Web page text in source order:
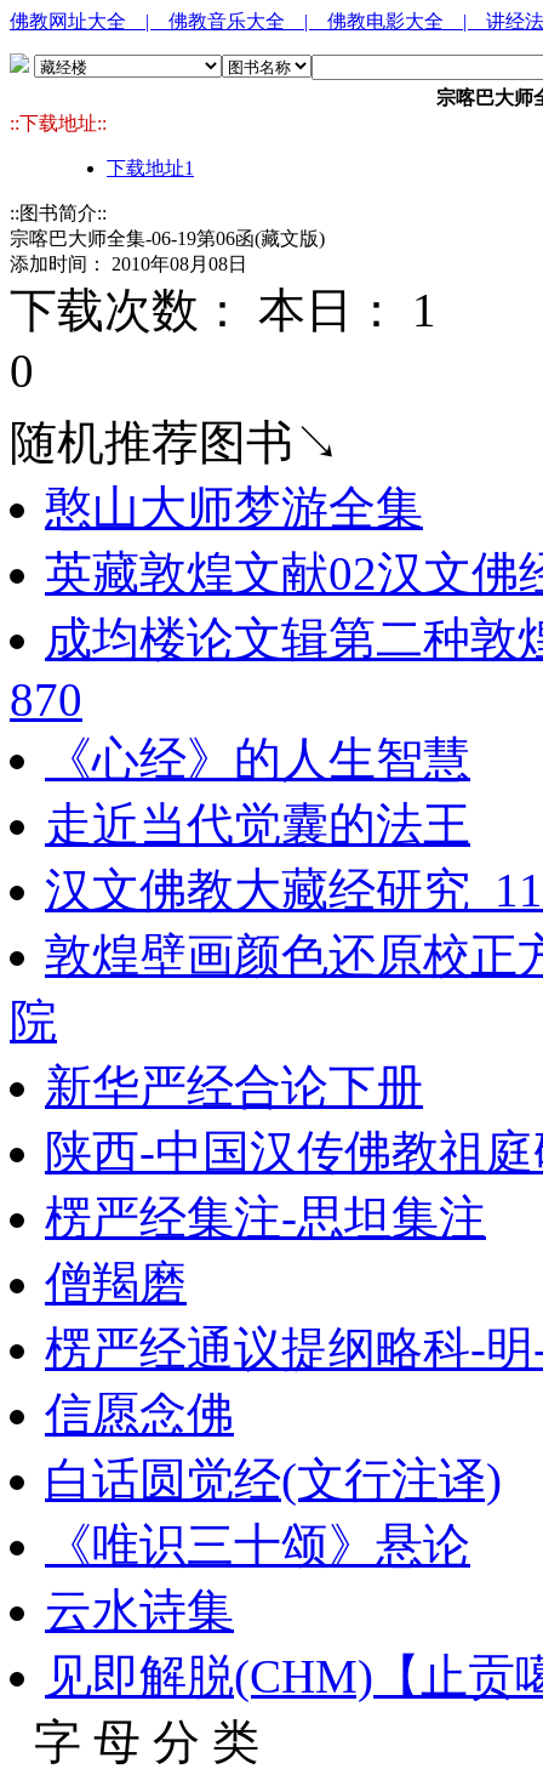
佛教网址大全 | 佛教音乐大全 | 佛教电影大全 | 讲经
宗喀巴大师
::下载地址::
下载地址1
::图书简介::
宗喀巴大师全集-06-19第06函(藏文版)
添加时间： 2010年08月08日
下载次数： 本日： 1
0
随机推荐图书↘
憨山大师梦游全集
英藏敦煌文献02汉文佛
成均楼论文辑第二种敦
870
《心经》的人生智慧
走近当代觉囊的法王
汉文佛教大藏经研究
敦煌壁画颜色还原校正
院
新华严经合论下册
陕西-中国汉传佛教祖庭
楞严经集注-思坦集注
僧羯磨
楞严经通议提纲略科-
信愿念佛
白话圆觉经(文行注译)
《唯识三十颂》悬论
云水诗集
见即解脱(CHM)【止贡
字 母 分 类